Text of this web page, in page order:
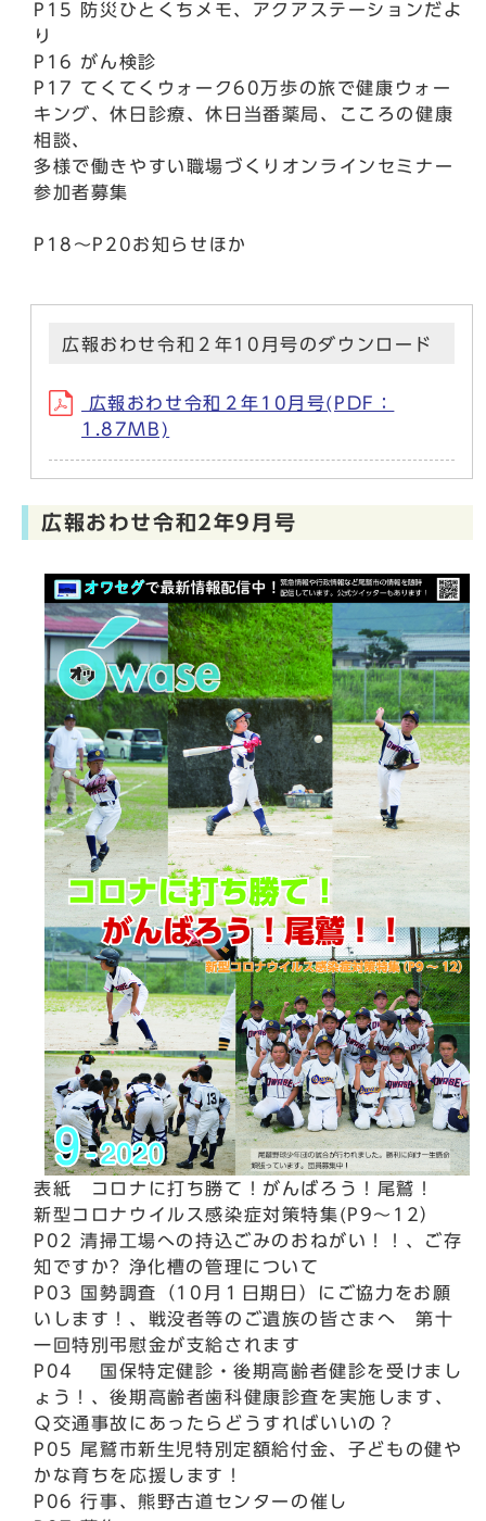
P15 防災ひとくちメモ、アクアステーションだよ
り
P16 がん検診
P17 てくてくウォーク60万歩の旅で健康ウォー
キング、休日診療、休日当番薬局、こころの健康
相談、
多様で働きやすい職場づくりオンラインセミナー
参加者募集
P18～P20お知らせほか
広報おわせ令和２年10月号のダウンロード
広報おわせ令和２年10月号(PDF：
1.87MB)
広報おわせ令和2年9月号
表紙 コロナに打ち勝て！がんばろう！尾鷲！
新型コロナウイルス感染症対策特集(P9～12）
P02 清掃工場への持込ごみのおねがい！！、ご存
知ですか? 浄化槽の管理について
P03 国勢調査（10月１日期日）にご協力をお願
いします！、戦没者等のご遺族の皆さまへ 第十
一回特別弔慰金が支給されます
P04 国保特定健診・後期高齢者健診を受けまし
ょう！、後期高齢者歯科健康診査を実施します、
Ｑ交通事故にあったらどうすればいいの？
P05 尾鷲市新生児特別定額給付金、子どもの健や
かな育ちを応援します！
P06 行事、熊野古道センターの催し